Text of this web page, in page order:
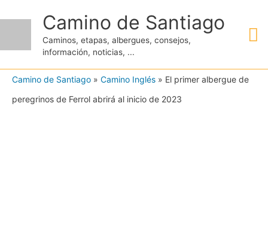
contenido
Camino de Santiago
Caminos, etapas, albergues, consejos,
información, noticias, ...
Camino de Santiago » Camino Inglés » El primer albergue de
peregrinos de Ferrol abrirá al inicio de 2023